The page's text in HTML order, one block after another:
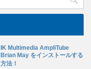
IK Multimedia AmpliTube
Brian May をインストールする
方法！